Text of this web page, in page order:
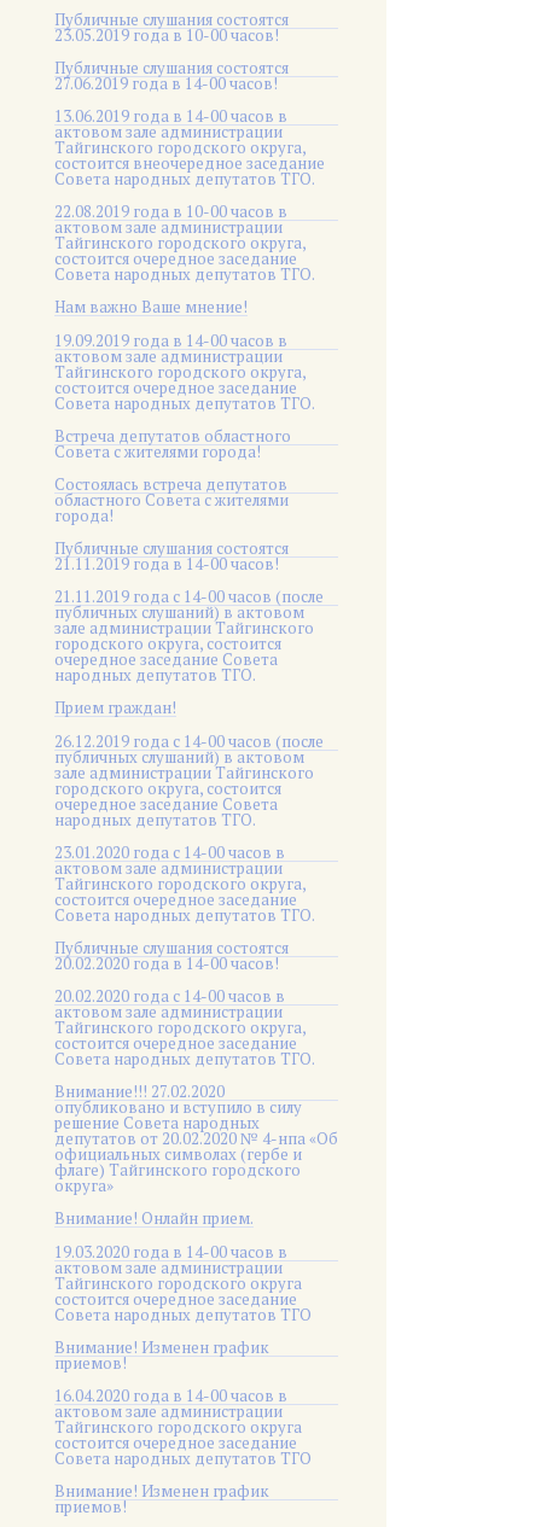
Публичные слушания состоятся
23.05.2019 года в 10-00 часов!
Публичные слушания состоятся
27.06.2019 года в 14-00 часов!
13.06.2019 года в 14-00 часов в
актовом зале администрации
Тайгинского городского округа,
состоится внеочередное заседание
Совета народных депутатов ТГО.
22.08.2019 года в 10-00 часов в
актовом зале администрации
Тайгинского городского округа,
состоится очередное заседание
Совета народных депутатов ТГО.
Нам важно Ваше мнение!
19.09.2019 года в 14-00 часов в
актовом зале администрации
Тайгинского городского округа,
состоится очередное заседание
Совета народных депутатов ТГО.
Встреча депутатов областного
Совета с жителями города!
Состоялась встреча депутатов
областного Совета с жителями
города!
Публичные слушания состоятся
21.11.2019 года в 14-00 часов!
21.11.2019 года с 14-00 часов (после
публичных слушаний) в актовом
зале администрации Тайгинского
городского округа, состоится
очередное заседание Совета
народных депутатов ТГО.
Прием граждан!
26.12.2019 года с 14-00 часов (после
публичных слушаний) в актовом
зале администрации Тайгинского
городского округа, состоится
очередное заседание Совета
народных депутатов ТГО.
23.01.2020 года с 14-00 часов в
актовом зале администрации
Тайгинского городского округа,
состоится очередное заседание
Совета народных депутатов ТГО.
Публичные слушания состоятся
20.02.2020 года в 14-00 часов!
20.02.2020 года с 14-00 часов в
актовом зале администрации
Тайгинского городского округа,
состоится очередное заседание
Совета народных депутатов ТГО.
Внимание!!! 27.02.2020
опубликовано и вступило в силу
решение Совета народных
депутатов от 20.02.2020 № 4-нпа «Об
официальных символах (гербе и
флаге) Тайгинского городского
округа»
Внимание! Онлайн прием.
19.03.2020 года в 14-00 часов в
актовом зале администрации
Тайгинского городского округа
состоится очередное заседание
Совета народных депутатов ТГО
Внимание! Изменен график
приемов!
16.04.2020 года в 14-00 часов в
актовом зале администрации
Тайгинского городского округа
состоится очередное заседание
Совета народных депутатов ТГО
Внимание! Изменен график
приемов!